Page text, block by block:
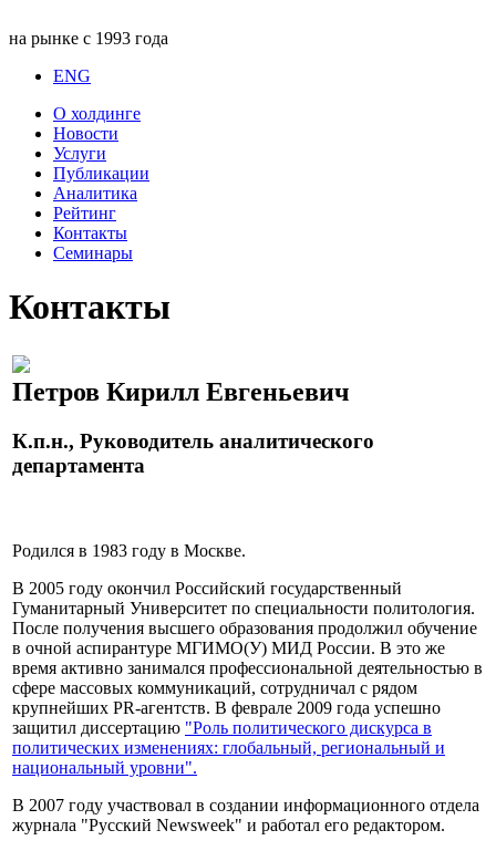
на рынке с 1993 года
ENG
О холдинге
Новости
Услуги
Публикации
Аналитика
Рейтинг
Контакты
Семинары
Контакты
Петров Кирилл Евгеньевич
К.п.н., Руководитель аналитического
департамента
Родился в 1983 году в Москве.
В 2005 году окончил Российский государственный
Гуманитарный Университет по специальности политология.
После получения высшего образования продолжил обучение
в очной аспирантуре МГИМО(У) МИД России. В это же
время активно занимался профессиональной деятельностью в
сфере массовых коммуникаций, сотрудничал с рядом
крупнейших PR-агентств. В феврале 2009 года успешно
защитил диссертацию "Роль политического дискурса в
политических изменениях: глобальный, региональный и
национальный уровни".
В 2007 году участвовал в создании информационного отдела
журнала "Русский Newsweek" и работал его редактором.